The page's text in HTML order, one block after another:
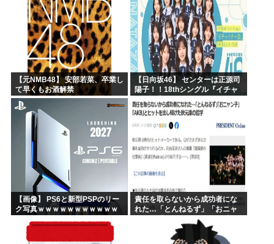
【元NMB48】 安部若菜、卒業し
て早くもお酒解禁
【日向坂46】 センターは正源司
陽子！！18thシングル『イチャ
が発表される！
【画像】 PS6と新型PSPのリー
ク写真ｗｗｗｗｗｗｗｗｗｗｗ
責任を取らないから成功者にな
れた…「とんねるず」「おニャ
ン子」「AKB」とヒットを出し
続けた秋元康の哲学！！！